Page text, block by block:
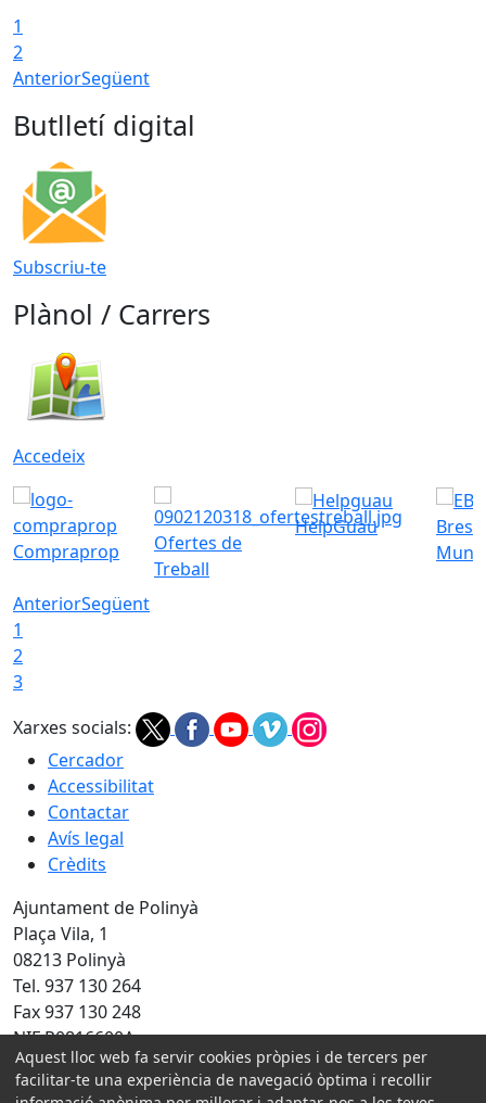
1
2
AnteriorSegüent
Butlletí digital
Subscriu-te
Plànol / Carrers
Accedeix
Compraprop
Ofertes de
Treball
HelpGuau
AnteriorSegüent
1
2
3
Xarxes socials:
Cercador
Accessibilitat
Contactar
Avís legal
Crèdits
Ajuntament de Polinyà
Plaça Vila, 1
08213 Polinyà
Tel. 937 130 264
Fax 937 130 248
NIF P0816600A
Amb la col·laboració de:
Aquest lloc web fa servir cookies pròpies i de tercers per
facilitar-te una experiència de navegació òptima i recollir